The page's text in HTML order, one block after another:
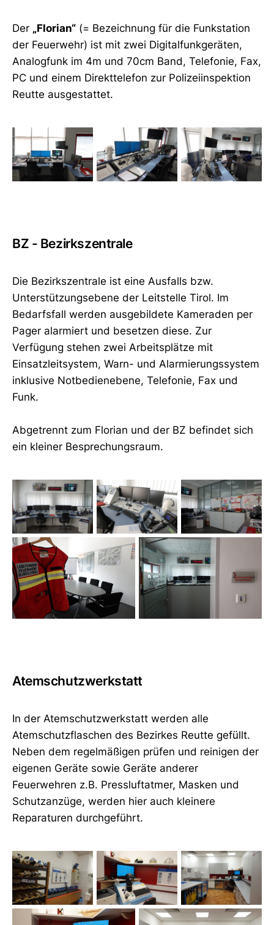
Der „Florian“ (= Bezeichnung für die Funkstation
der Feuerwehr) ist mit zwei Digitalfunkgeräten,
Analogfunk im 4m und 70cm Band, Telefonie, Fax,
PC und einem Direkttelefon zur Polizeiinspektion
Reutte ausgestattet.
BZ - Bezirkszentrale
Die Bezirkszentrale ist eine Ausfalls bzw.
Unterstützungsebene der Leitstelle Tirol. Im
Bedarfsfall werden ausgebildete Kameraden per
Pager alarmiert und besetzen diese. Zur
Verfügung stehen zwei Arbeitsplätze mit
Einsatzleitsystem, Warn- und Alarmierungssystem
inklusive Notbedienebene, Telefonie, Fax und
Funk.
Abgetrennt zum Florian und der BZ befindet sich
ein kleiner Besprechungsraum.
Atemschutzwerkstatt
In der Atemschutzwerkstatt werden alle
Atemschutzflaschen des Bezirkes Reutte gefüllt.
Neben dem regelmäßigen prüfen und reinigen der
eigenen Geräte sowie Geräte anderer
Feuerwehren z.B. Pressluftatmer, Masken und
Schutzanzüge, werden hier auch kleinere
Reparaturen durchgeführt.